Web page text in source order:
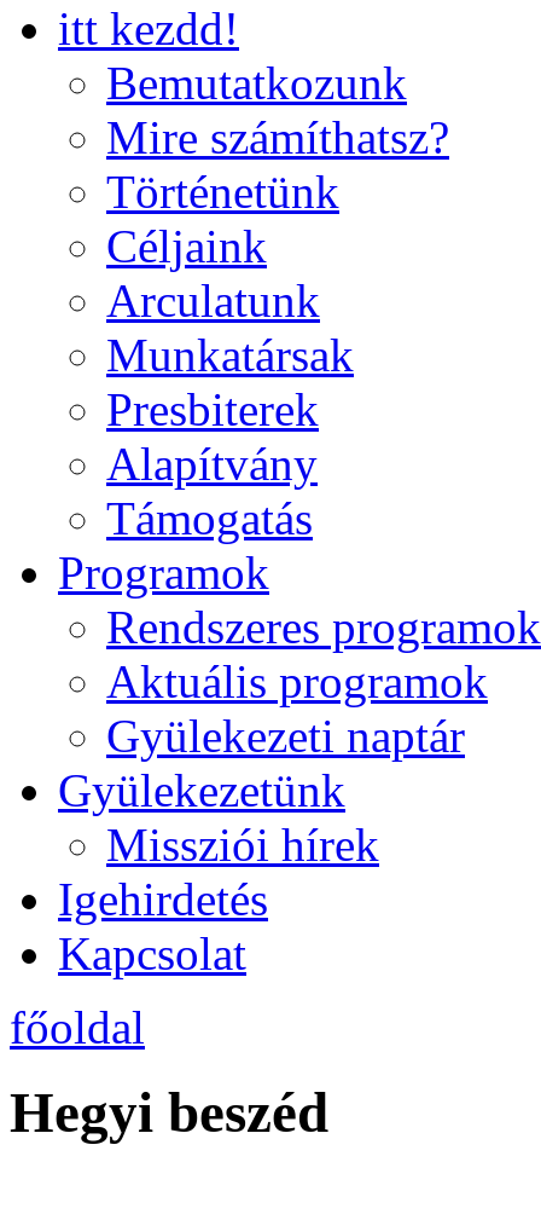
itt kezdd!
Bemutatkozunk
Mire számíthatsz?
Történetünk
Céljaink
Arculatunk
Munkatársak
Presbiterek
Alapítvány
Támogatás
Programok
Rendszeres programok
Aktuális programok
Gyülekezeti naptár
Gyülekezetünk
Missziói hírek
Igehirdetés
Kapcsolat
főoldal
Hegyi beszéd